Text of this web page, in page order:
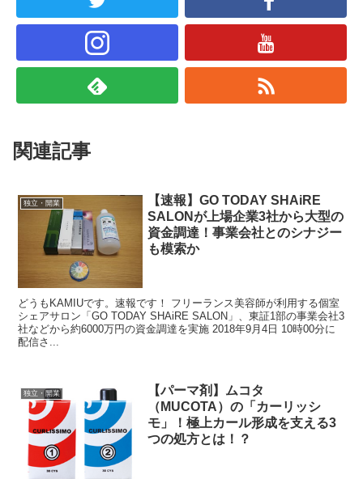
関連記事
独立・開業
【速報】GO TODAY SHAiRE
SALONが上場企業3社から大型の
資金調達！事業会社とのシナジー
も模索か
どうもKAMIUです。速報です！ フリーランス美容師が利用する個室
シェアサロン「GO TODAY SHAiRE SALON」、東証1部の事業会社3
社などから約6000万円の資金調達を実施 2018年9月4日 10時00分に
配信さ...
独立・開業
【パーマ剤】ムコタ
（MUCOTA）の「カーリッシ
モ」！極上カール形成を支える3
つの処方とは！？